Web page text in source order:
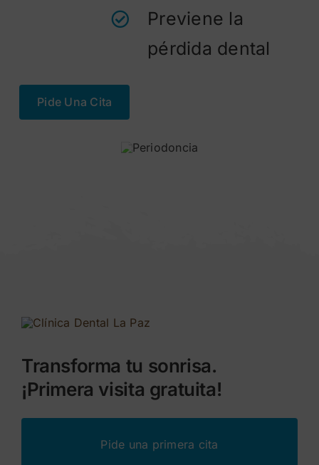
Previene la
pérdida dental
Pide Una Cita
Transforma tu sonrisa.
¡Primera visita gratuita!
Pide una primera cita